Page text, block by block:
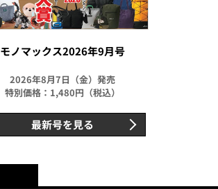
モノマックス2026年9月号
2026年8月7日（金）発売
特別価格：1,480円（税込）
最新号を見る